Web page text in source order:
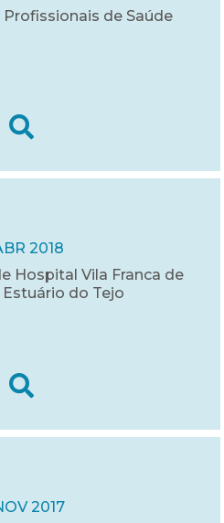
de Saúde
2018
Hospital Vila Franca de
Estuário do Tejo
2017